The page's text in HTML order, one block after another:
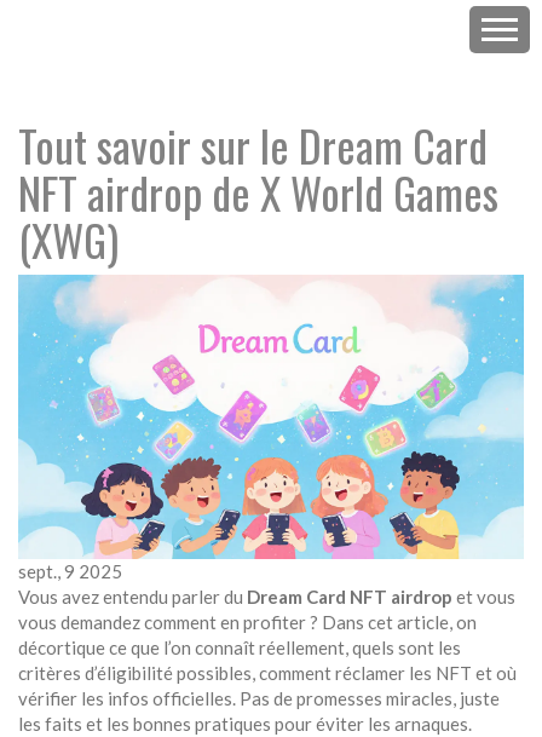
Tout savoir sur le Dream Card
NFT airdrop de X World Games
(XWG)
sept., 9 2025
Vous avez entendu parler du Dream Card NFT airdrop et vous
vous demandez comment en profiter ? Dans cet article, on
décortique ce que l’on connaît réellement, quels sont les
critères d’éligibilité possibles, comment réclamer les NFT et où
vérifier les infos officielles. Pas de promesses miracles, juste
les faits et les bonnes pratiques pour éviter les arnaques.